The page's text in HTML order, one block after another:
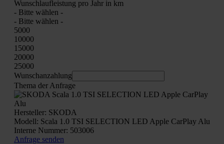
Wunsch­lauf­leis­tung pro Jahr in km
- Bit­te wäh­len -
- Bit­te wäh­len -
5000
10000
15000
20000
25000
Wunschan­zah­lung
The­ma der Anfra­ge
Her­stel­ler: SKODA
Modell: Sca­la 1.0 TSI SELECTION LED Apple Car­Play Alu
Inter­ne Num­mer: 503006
Anfra­ge sen­den